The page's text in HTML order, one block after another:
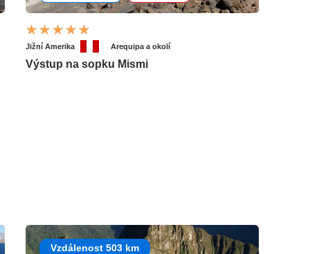
Jižní Amerika Arequipa a okolí
Výstup na sopku Mismi
Vzdálenost 503 km